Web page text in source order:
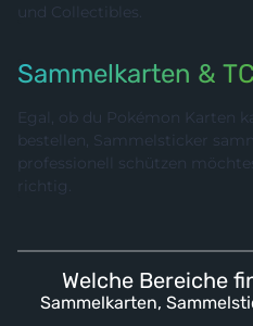
und Collectibles.
Sammelkarten &
Egal, ob du Pokémon Karten
bestellen, Sammelsticker
professionell schützen
richtig.
Welche Bereiche
Sammelkarten,